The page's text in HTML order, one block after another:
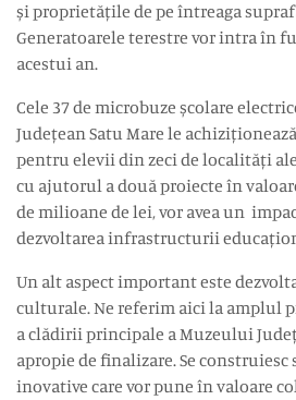
și proprietățile de pe întreaga
Generatoarele terestre vor intra în
acestui an.
Cele 37 de microbuze școlare
Județean Satu Mare le
pentru elevii din zeci de localități
cu ajutorul a două proiecte în
de milioane de lei, vor avea un
dezvoltarea infrastructurii
Un alt aspect important este
culturale. Ne referim aici la amplul
a clădirii principale a Muzeului
apropie de finalizare. Se
inovative care vor pune în valoare